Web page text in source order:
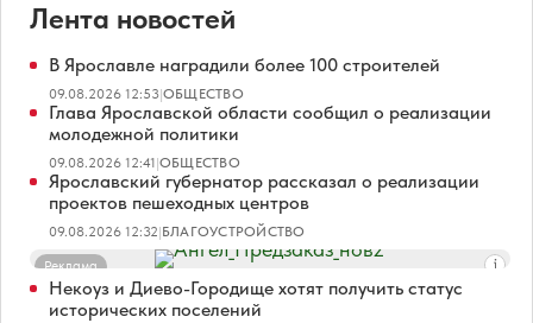
Лента новостей
В Ярославле наградили более 100 строителей
09.08.2026 12:53|ОБЩЕСТВО
Глава Ярославской области сообщил о реализации
молодежной политики
09.08.2026 12:41|ОБЩЕСТВО
Ярославский губернатор рассказал о реализации
проектов пешеходных центров
09.08.2026 12:32|БЛАГОУСТРОЙСТВО
Реклама
Некоуз и Диево-Городище хотят получить статус
исторических поселений